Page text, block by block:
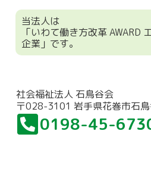
当法人は
「いわて働き方改革 AWARD
企業」です。
社会福祉法人 石鳥谷会
〒028-3101 岩手県花巻市石
0198-45-